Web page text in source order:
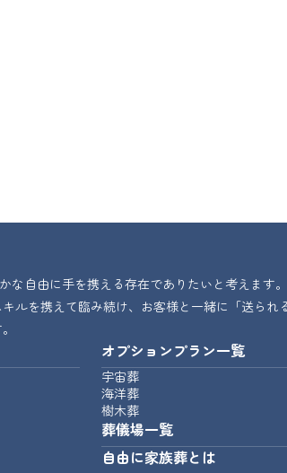
な自由に手を携える存在でありたいと考えます
ルを携えて臨み続け、お客様と一緒に「送ら
オプションプラン一覧
宇宙葬
海洋葬
樹木葬
葬儀場一覧
自由に家族葬とは